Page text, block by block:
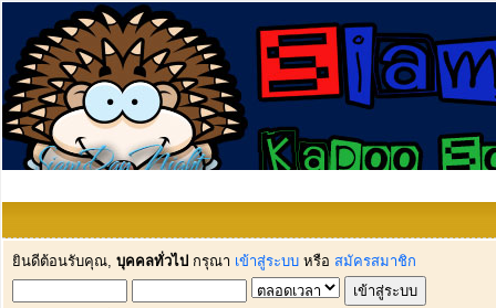
ยินดีต้อนรับคุณ, บุคคลทั่วไป กรุณา เข้าสู่ระบบ หรือ สมัครสมาชิก